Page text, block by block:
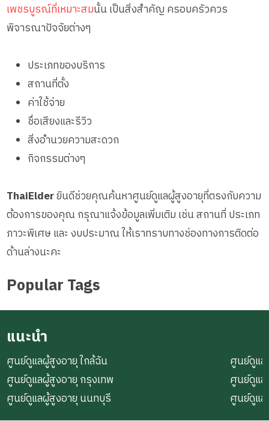
เพชรบูรณ์ที่เหมาะสมนั้น เป็นสิ่งสำคัญ ครอบครัวควร
พิจารณาปัจจัยต่างๆ
ประเภทของบริการ
สถานที่ตั้ง
ค่าใช้จ่าย
ชื่อเสียงและรีวิว
สิ่งอำนวยความสะดวก
กิจกรรมต่างๆ
ThaiElderยินดีช่วยคุณค้นหาศูนย์ดูแลผู้สูงอายุที่ตรงกับความ
ต้องการของคุณ กรุณาแจ้งข้อมูลเพิ่มเติม เช่น สถานที่ ประเภท
ภาวะพิเศษ และ งบประมาณ ให้เราทราบทางช่องทางการติดต่อ
ด้านล่างนะคะ
Popular Tags
แนะนำ
ศูนย์ดูแลผู้สูงอายุ ใกล้ฉัน
ศูนย์ดูแลผู้สูงอายุ กรุงเทพ
ศูนย์ดูแลผู้สูงอายุ นนทบุรี
ศูนย์ดูแ
ศูนย์ดูแ
ศูนย์ดูแ